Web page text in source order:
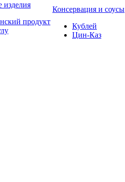
изделия
продукт
Консервация и соусы
Кублей
Цин-Каз